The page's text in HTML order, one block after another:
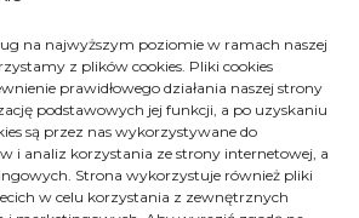
na najwyższym poziomie w ramach naszej
z plików cookies. Pliki cookies
prawidłowego działania naszej strony
podstawowych jej funkcji, a po uzyskaniu
są przez nas wykorzystywane do
i analiz korzystania ze strony internetowej, a
Strona wykorzystuje również pliki
w celu korzystania z zewnętrznych